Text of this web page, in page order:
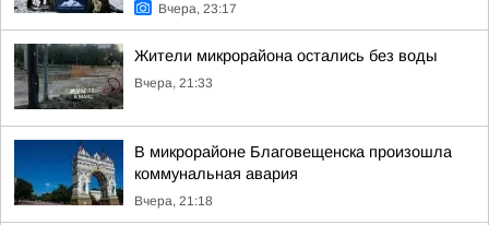
Вчера, 23:17
Жители микрорайона остались без воды
Вчера, 21:33
В микрорайоне Благовещенска произошла
коммунальная авария
Вчера, 21:18